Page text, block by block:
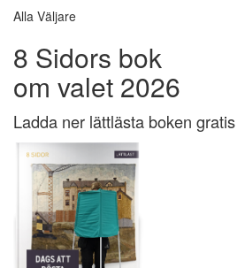
Alla Väljare
8 Sidors bok
om valet 2026
Ladda ner lättlästa boken gratis